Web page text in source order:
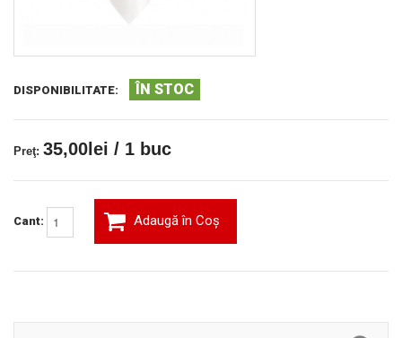
DISPONIBILITATE: ÎN STOC
Preţ: 35,00lei / 1 buc
Cant: Adaugă în Coş